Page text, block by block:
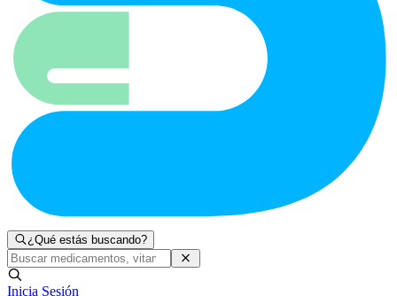
¿Qué estás buscando?
Inicia Sesión